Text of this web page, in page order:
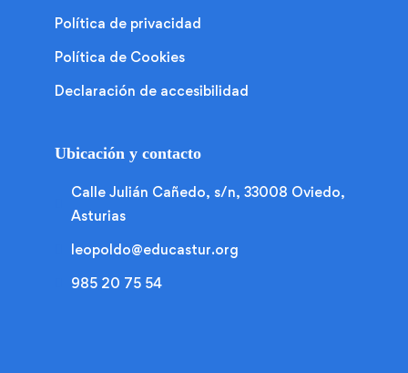
Política de privacidad
Política de Cookies
Declaración de accesibilidad
Ubicación y contacto
Calle Julián Cañedo, s/n, 33008 Oviedo,
Asturias
leopoldo@educastur.org
985 20 75 54